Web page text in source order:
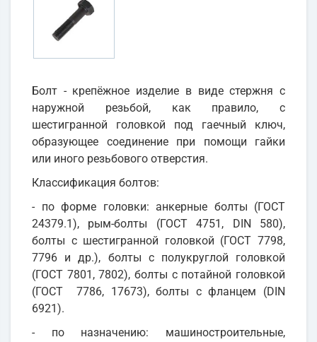
Болт - крепёжное изделие в виде стержня с
наружной резьбой, как правило, с
шестигранной головкой под гаечный ключ,
образующее соединение при помощи гайки
или иного резьбового отверстия.
Классификация болтов:
- по форме головки: анкерные болты (ГОСТ
24379.1), рым-болты (ГОСТ 4751, DIN 580),
болты с шестигранной головкой (ГОСТ 7798,
7796 и др.), болты с полукруглой головкой
(ГОСТ 7801, 7802), болты с потайной головкой
(ГОСТ 7786, 17673), болты с фланцем (DIN
6921).
- по назначению: машиностроительные,